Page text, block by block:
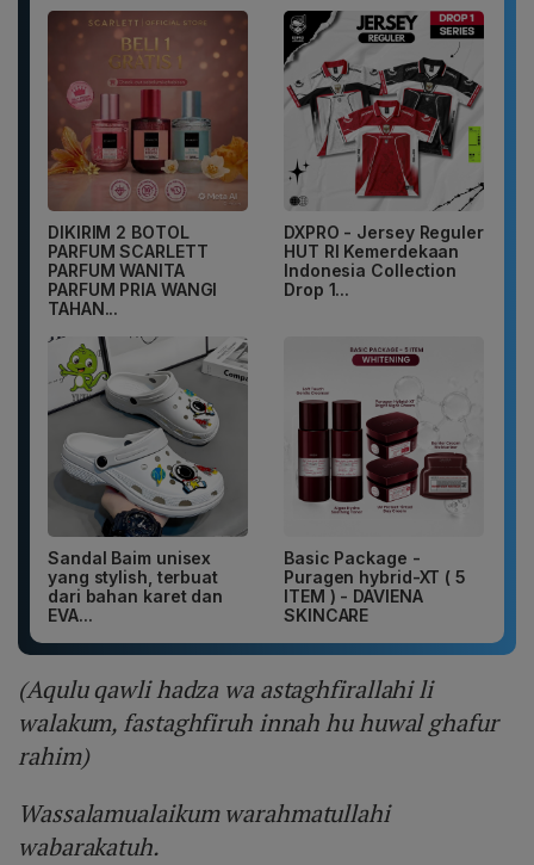
DIKIRIM 2 BOTOL
PARFUM SCARLETT
PARFUM WANITA
PARFUM PRIA WANGI
TAHAN...
DXPRO - Jersey Reguler
HUT RI Kemerdekaan
Indonesia Collection
Drop 1...
Sandal Baim unisex
yang stylish, terbuat
dari bahan karet dan
EVA...
Basic Package -
Puragen hybrid-XT ( 5
ITEM ) - DAVIENA
SKINCARE
(Aqulu qawli hadza wa astaghfirallahi li
walakum, fastaghfiruh innah hu huwal ghafur
rahim)
Wassalamualaikum warahmatullahi
wabarakatuh.